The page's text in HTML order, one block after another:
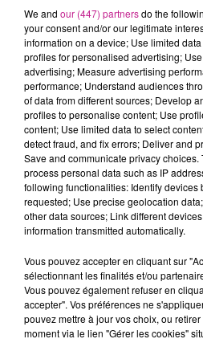
LE 7-10 ALSACE DU 4 OCTOBRE
Retrouvez les meilleurs moments
avecChemi'nette à
10h38
10h38 10h35
10h35
We and our (447) partnersdo the
your consent and/or our legitimate
information on a device; Use limited
profiles for personalised advertising;
advertising; Measure advertising
performance; Understand audiences
of data from different sources; Develop
profiles to personalise content; Use
content; Use limited data to select
detect fraud, and fix errors; Deliver and
Save and communicate privacy
process personal data such as IP
following functionalities: Identify
requested; Use precise geolocation
other data sources; Link different
information transmitted automatically.
Vous pouvez accepter en cliquant sur
sélectionnant les finalités et/ou
Vous pouvez également refuser en
accepter". Vos préférences ne
pouvez mettre à jour vos choix, ou
moment via le lien "Gérer les cookies"